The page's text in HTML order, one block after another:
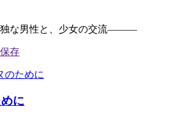
独な男性と、少女の交流―――
に